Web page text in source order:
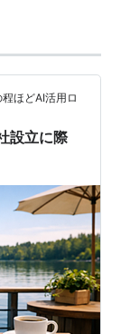
ほどAI活用ロ
設立に際